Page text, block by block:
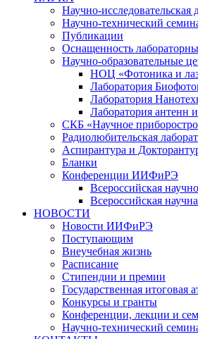
Научно-исследовательская
Научно-технический
Публикации
Оснащенность
Научно-образовательные
НОЦ «Фотоника и
Лаборатория
Лаборатория
Лаборатория антенн
СКБ «Научное
Радиолюбительская
Аспирантура и
Бланки
Конференции ИИФиРЭ
Всероссийская
Всероссийская
НОВОСТИ
Новости ИИФиРЭ
Поступающим
Внеучебная жизнь
Расписание
Стипендии и премии
Государственная итоговая
Конкурсы и гранты
Конференции, лекции и
Научно-технический